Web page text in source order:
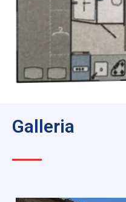
Galleria